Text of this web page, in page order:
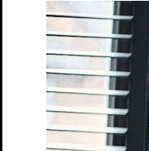
Tickets
11. Okt. 2026Schloss
Der Frieden / Der
Doppelvorstellung
Tickets
31. Okt. 2026
Bram Stoker's
Tickets
Geleucht – offene